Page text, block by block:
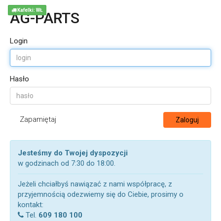
AG-PARTS
Login
Hasło
Zapamiętaj Zaloguj
Jesteśmy do Twojej dyspozycji
w godzinach od 7:30 do 18:00.
Jeżeli chciałbyś nawiązać z nami współpracę, z
przyjemnością odezwiemy się do Ciebie, prosimy o
kontakt:
Tel. 609 180 100
Kafelki: WŁ